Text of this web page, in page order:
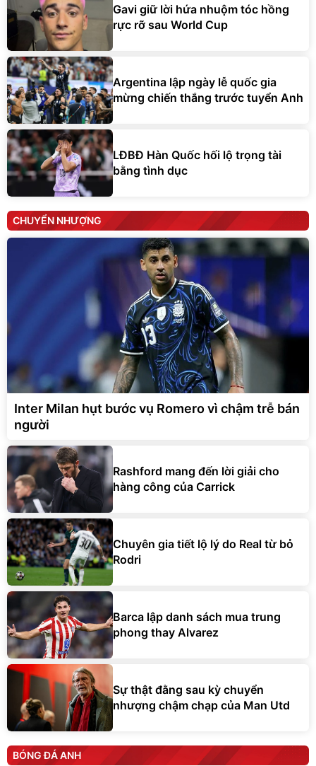
Gavi giữ lời hứa nhuộm tóc hồng
rực rỡ sau World Cup
Argentina lập ngày lễ quốc gia
mừng chiến thắng trước tuyển Anh
LĐBĐ Hàn Quốc hối lộ trọng tài
bằng tình dục
CHUYỂN NHƯỢNG
Inter Milan hụt bước vụ Romero vì chậm trễ bán
người
Rashford mang đến lời giải cho
hàng công của Carrick
Chuyên gia tiết lộ lý do Real từ bỏ
Rodri
Barca lập danh sách mua trung
phong thay Alvarez
Sự thật đằng sau kỳ chuyển
nhượng chậm chạp của Man Utd
BÓNG ĐÁ ANH